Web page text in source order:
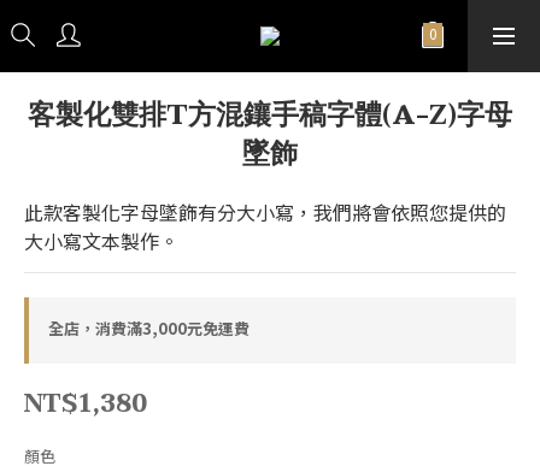
客製化雙排T方混鑲手稿字體(A-Z)字母
墜飾
此款客製化字母墜飾有分大小寫，我們將會依照您提供的
大小寫文本製作。
全店，消費滿3,000元免運費
NT$1,380
顏色